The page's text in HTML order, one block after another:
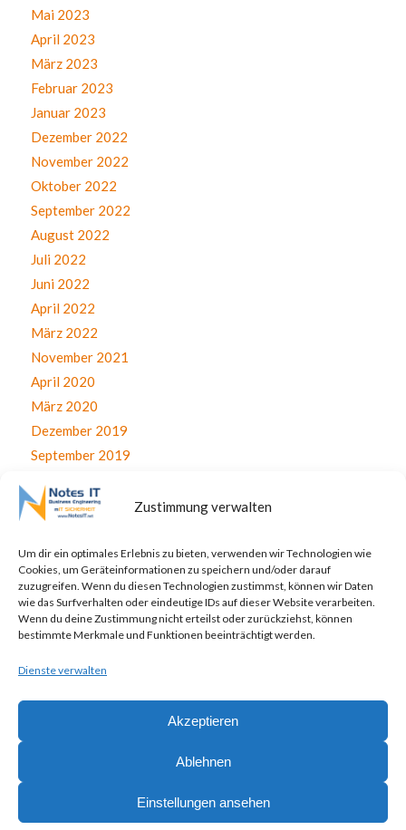
Zustimmung verwalten
Um dir ein optimales Erlebnis zu bieten, verwenden wir Technologien wie
Cookies, um Geräteinformationen zu speichern und/oder darauf
zuzugreifen. Wenn du diesen Technologien zustimmst, können wir Daten
wie das Surfverhalten oder eindeutige IDs auf dieser Website verarbeiten.
Wenn du deine Zustimmung nicht erteilst oder zurückziehst, können
bestimmte Merkmale und Funktionen beeinträchtigt werden.
Dienste verwalten
Akzeptieren
Ablehnen
Einstellungen ansehen
Mai 2023
April 2023
März 2023
Februar 2023
Januar 2023
Dezember 2022
November 2022
Oktober 2022
September 2022
August 2022
Juli 2022
Juni 2022
April 2022
März 2022
November 2021
April 2020
März 2020
Dezember 2019
September 2019
Juli 2019
April 2019
November 2017
Oktober 2017
September 2017
Juli 2017
Enfold WordPress Theme